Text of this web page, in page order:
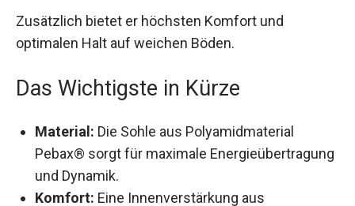
Zusätzlich bietet er höchsten Komfort und
optimalen Halt auf weichen Böden.
Das Wichtigste in Kürze
Material: Die Sohle aus Polyamidmaterial
Pebax® sorgt für maximale
Energieübertragung und Dynamik.